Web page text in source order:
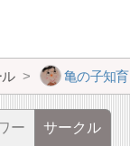
亀の子知育
ー サークル